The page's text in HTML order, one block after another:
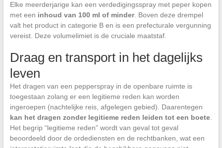
Elke meerderjarige kan een verdedigingsspray met peper kopen
met een inhoud van 100 ml of minder. Boven deze drempel
valt het product in categorie B en is een prefecturale vergunning
vereist. Deze volumelimiet is de cruciale maatstaf.
Draag en transport in het dagelijks
leven
Het dragen van een pepperspray in de openbare ruimte is
toegestaan zolang er een legitieme reden kan worden
ingeroepen (nachtelijke reis, afgelegen gebied). Daarentegen
kan het dragen zonder legitieme reden leiden tot een boete.
Het begrip “legitieme reden” wordt van geval tot geval
beoordeeld door de ordediensten en de rechtbanken, wat een